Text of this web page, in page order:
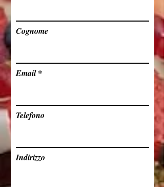
Cognome
Email
Telefono
Indirizzo